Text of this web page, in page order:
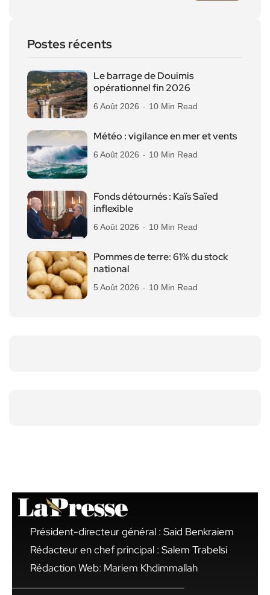
Postes récents
Le barrage de Douimis
opérationnel fin 2026
6 Août 2026 10 Min Read
Météo : vigilance en mer et vents
6 Août 2026 10 Min Read
Fonds détournés : Kaïs Saïed
inflexible
6 Août 2026 10 Min Read
Pommes de terre: 61% du stock
national
5 Août 2026 10 Min Read
Président-directeur général : Said Benkraiem
Rédacteur en chef principal : Salem Trabelsi
Rédaction Web: Mariem Khdimmallah